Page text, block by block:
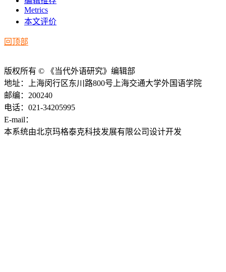
Metrics
本文评价
回顶部
版权所有 © 《当代外语研究》编辑部
地址：上海闵行区东川路800号上海交通大学外国语学院
邮编：200240
电话：021-34205995
E-mail：
本系统由北京玛格泰克科技发展有限公司设计开发